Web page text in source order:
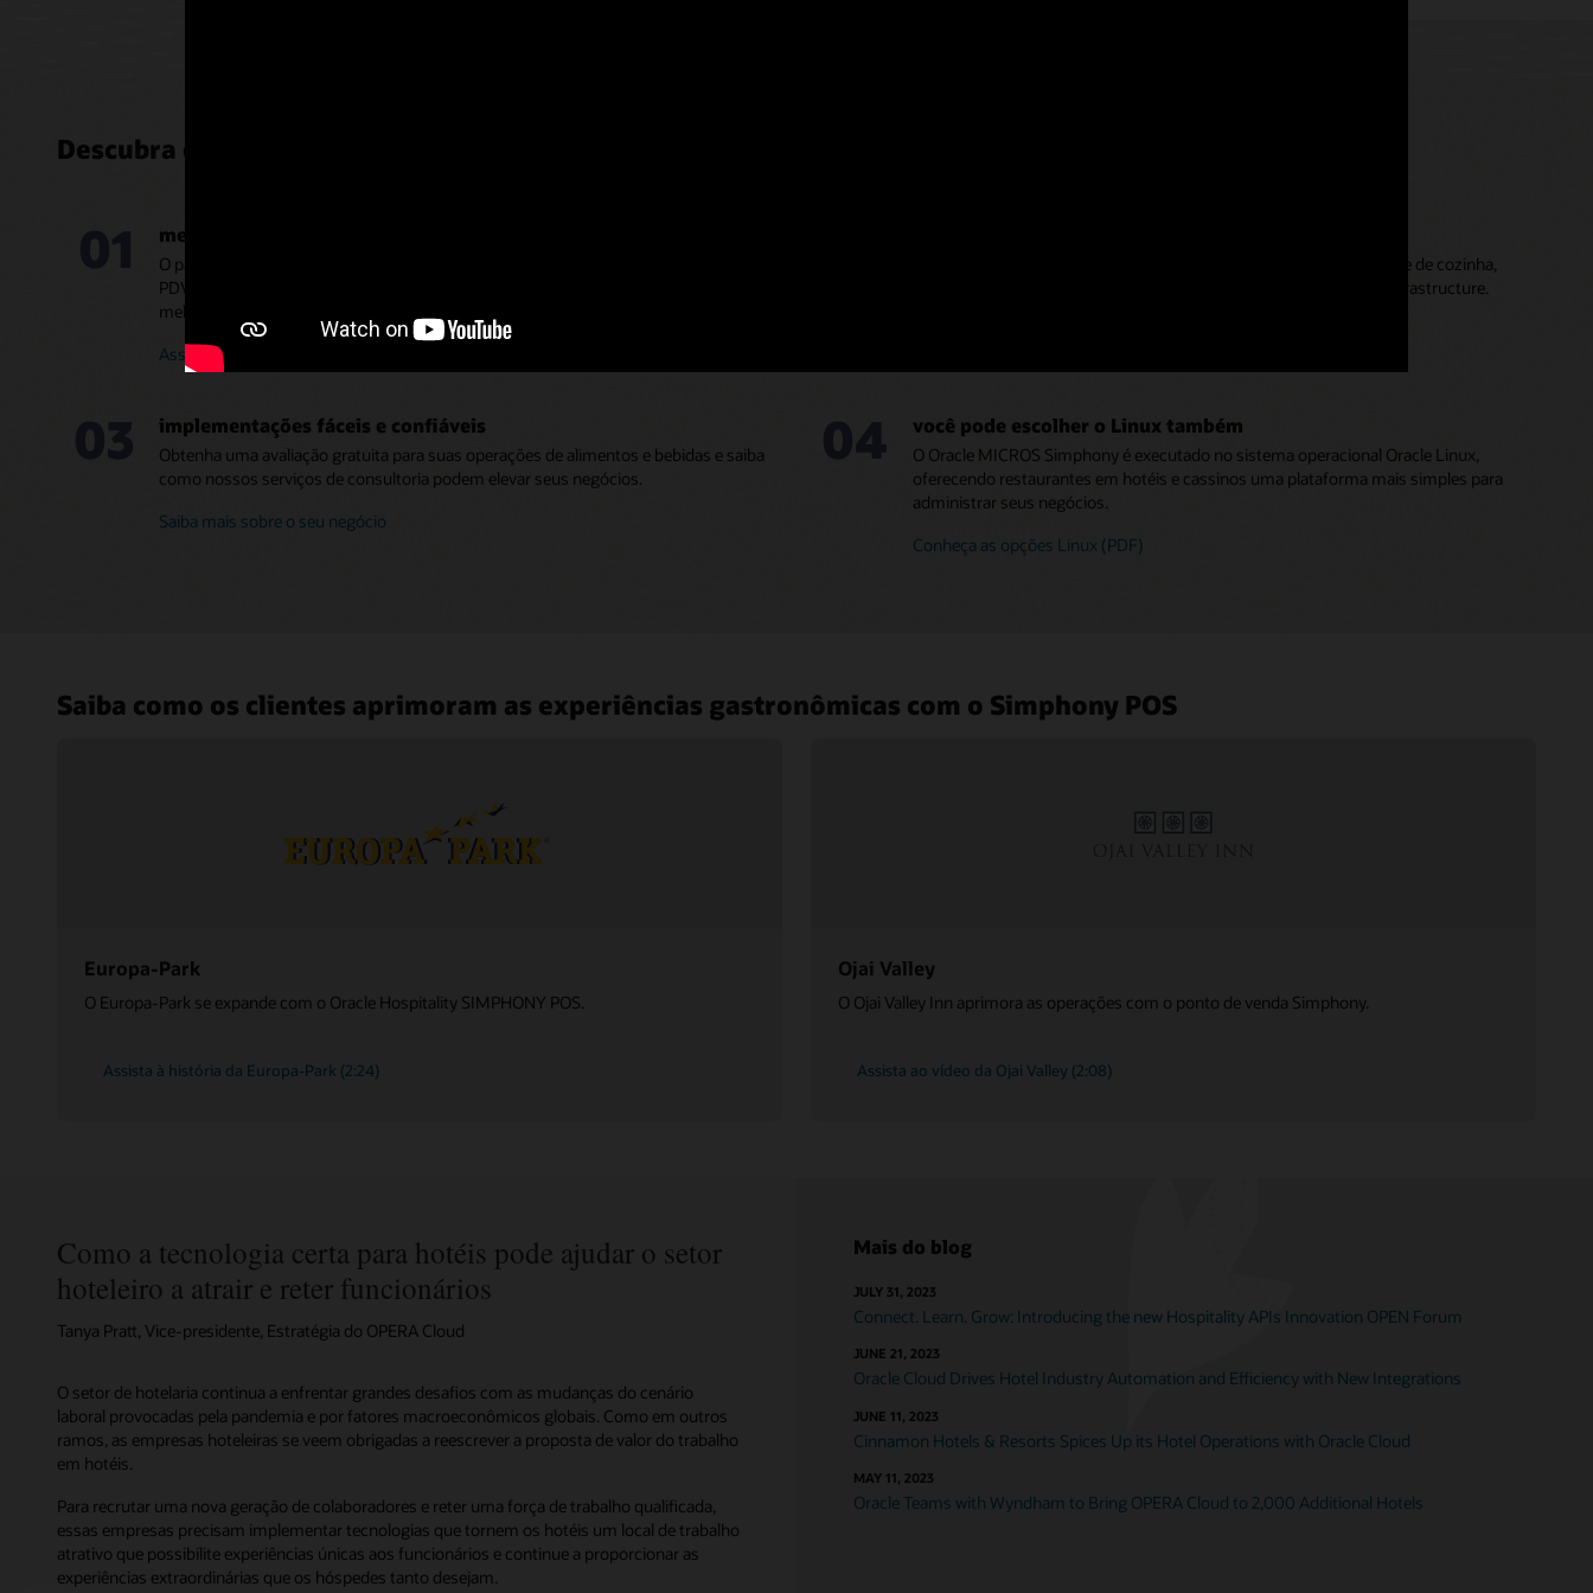
Descubra os benefícios do sistema MICROS Simphony Hotel POS
melhor juntos: PMS e PDV integrados do hotel
O pacote de hotelaria do OPERA Property Management e Oracle MICROS Simphony
PDV trabalham melhor em conjunto para capacitar a equipe e oferecer aos hóspedes a
melhor experiência de hotel.
Assista ao vídeo sobre visão unificada (1:04)
O Oracle MICROS Simphony POS oferece gerenciamento abrangente de cozinha,
relatórios completos, controle de custos e integra à Oracle Cloud Infrastructure.
implementações fáceis e confiáveis
Obtenha uma avaliação gratuita para suas operações de alimentos e bebidas e saiba
como nossos serviços de consultoria podem elevar seus negócios.
Saiba mais sobre o seu negócio
você pode escolher o Linux também
O Oracle MICROS Simphony é executado no sistema operacional Oracle Linux,
oferecendo restaurantes em hotéis e cassinos uma plataforma mais simples para
administrar seus negócios.
Conheça as opções Linux (PDF)
Saiba como os clientes aprimoram as experiências gastronômicas com o Simphony POS
Europa-Park
O Europa-Park se expande com o Oracle Hospitality SIMPHONY POS.
Assista à história da Europa-Park (2:24)
Ojai Valley
O Ojai Valley Inn aprimora as operações com o ponto de venda Simphony.
Assista ao vídeo da Ojai Valley (2:08)
Como a tecnologia certa para hotéis pode ajudar o setor
hoteleiro a atrair e reter funcionários
Tanya Pratt, Vice-presidente, Estratégia do OPERA Cloud
O setor de hotelaria continua a enfrentar grandes desafios com as mudanças do cenário
laboral provocadas pela pandemia e por fatores macroeconômicos globais. Como em outros
ramos, as empresas hoteleiras se veem obrigadas a reescrever a proposta de valor do trabalho
em hotéis.
Para recrutar uma nova geração de colaboradores e reter uma força de trabalho qualificada,
essas empresas precisam implementar tecnologias que tornem os hotéis um local de trabalho
atrativo que possibilite experiências únicas aos funcionários e continue a proporcionar as
experiências extraordinárias que os hóspedes tanto desejam.
Mais do blog
JULY 31, 2023
Connect. Learn. Grow: Introducing the new Hospitality APIs Innovation OPEN Forum
JUNE 21, 2023
Oracle Cloud Drives Hotel Industry Automation and Efficiency with New Integrations
JUNE 11, 2023
Cinnamon Hotels & Resorts Spices Up its Hotel Operations with Oracle Cloud
MAY 11, 2023
Oracle Teams with Wyndham to Bring OPERA Cloud to 2,000 Additional Hotels